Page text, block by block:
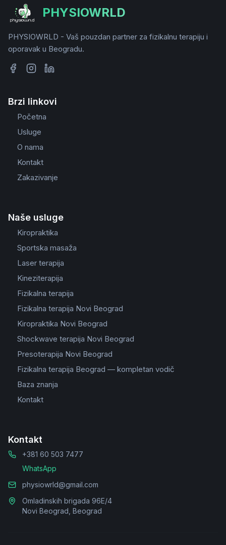
PHYSIOWRLD
PHYSIOWRLD - Vaš pouzdan partner za fizikalnu terapiju i
oporavak u Beogradu.
Brzi linkovi
Početna
Usluge
O nama
Kontakt
Zakazivanje
Naše usluge
Kiropraktika
Sportska masaža
Laser terapija
Kineziterapija
Fizikalna terapija
Fizikalna terapija Novi Beograd
Kiropraktika Novi Beograd
Shockwave terapija Novi Beograd
Presoterapija Novi Beograd
Fizikalna terapija Beograd — kompletan vodič
Baza znanja
Kontakt
Kontakt
+381 60 503 7477
WhatsApp
physiowrld@gmail.com
Omladinskih brigada 96E/4
Novi Beograd, Beograd